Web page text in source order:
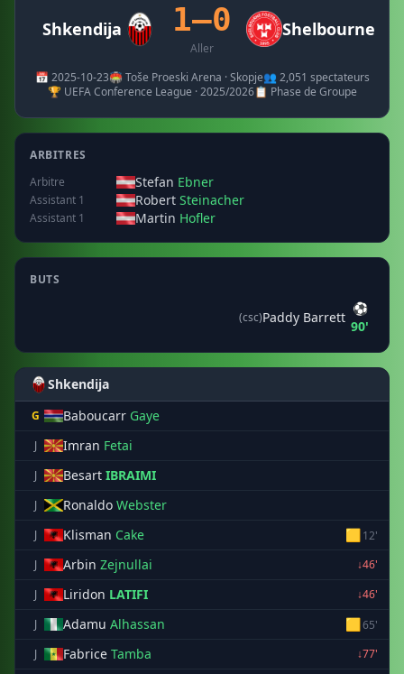
Shkendija 1–0
Aller
Shelbourne
📅 2025-10-23🏟️ Toše Proeski Arena · Skopje👥 2,051 spectateurs
🏆 UEFA Conference League · 2025/2026📋 Phase de Groupe
ARBITRES
Arbitre
Stefan Ebner
Assistant 1 Robert Steinacher
Assistant 1 Martin Hofler
BUTS
(csc)Paddy Barrett
⚽
90'
Shkendija
G Baboucarr Gaye
J Imran Fetai
J Besart IBRAIMI
J Ronaldo Webster
J Klisman Cake 🟨12'
J
Arbin Zejnullai
↓46'
J
Liridon LATIFI
↓46'
J
Adamu Alhassan 🟨65'
J
Fabrice Tamba
↓77'